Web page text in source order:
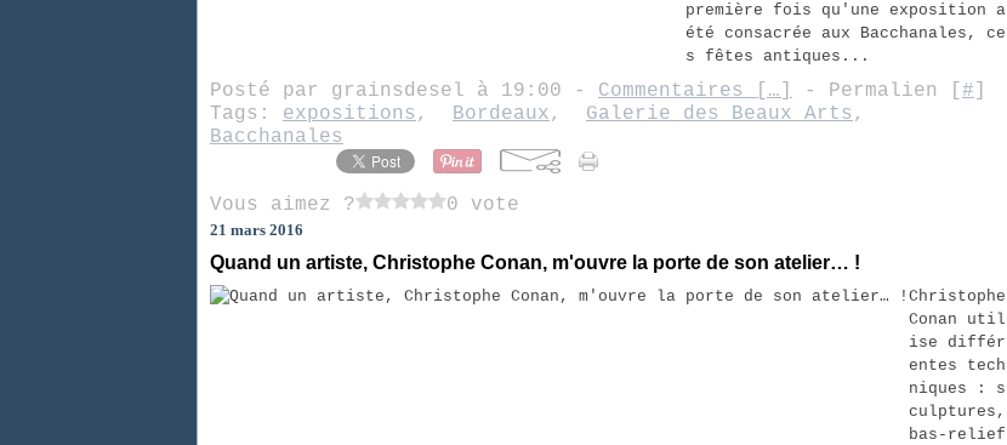
première fois qu'une exposition a
été consacrée aux Bacchanales, ce
s fêtes antiques...
Posté par grainsdesel à 19:00 - Commentaires [ … - Permalien [ #
Tags: expositions , Bordeaux, Galerie des Beaux Arts ,
Bacchanales
Vous aimez ? 0 vote
21 mars 2016
Quand un artiste, Christophe Conan, m'ouvre la porte de son atelier… !
Christophe
Conan util
ise différ
entes tech
niques : s
culptures,
bas-relief